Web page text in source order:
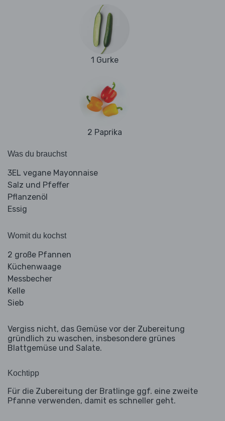
1 Gurke
2 Paprika
Was du brauchst
3EL vegane Mayonnaise
Salz und Pfeffer
Pflanzenöl
Essig
Womit du kochst
2 große Pfannen
Küchenwaage
Messbecher
Kelle
Sieb
Vergiss nicht, das Gemüse vor der Zubereitung
gründlich zu waschen, insbesondere grünes
Blattgemüse und Salate.
Kochtipp
Für die Zubereitung der Bratlinge ggf. eine zweite
Pfanne verwenden, damit es schneller geht.